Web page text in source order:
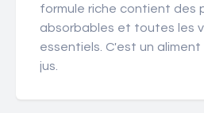
formule riche contient des
absorbables et toutes les
essentiels. C'est un
jus.